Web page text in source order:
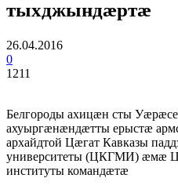
тыхджындæртæ
26.04.2016
0
1211
Белгороды ахицæн сты
ахуыргæнæндæтты ерыстæ
архайдтой Цæгат Кавказы
университеты (ЦКГМИ) æмæ
институты командæтæ